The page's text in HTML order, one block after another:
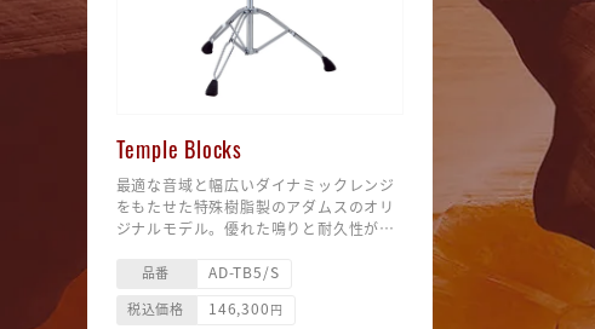
Temple Blocks
最適な音域と幅広いダイナミックレンジ
をもたせた特殊樹脂製のアダムスのオリ
ジナルモデル。優れた鳴りと耐久性が魅
〈別売〉
￥132,000（税込）
品番 AD-TB5/S
税込価格 146,300 円